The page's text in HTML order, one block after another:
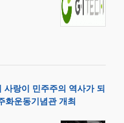
사랑이 민주주의 역사가 되
화운동기념관 개최